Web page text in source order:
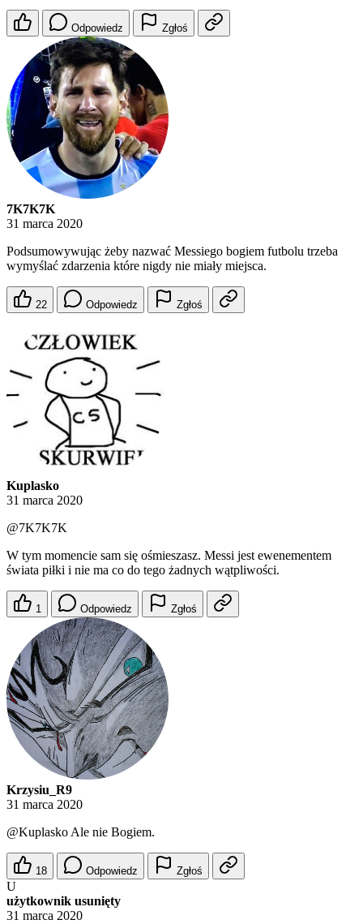
Odpowiedz Zgłoś
7K7K7K
31 marca 2020
Podsumowywując żeby nazwać Messiego bogiem futbolu trzeba
wymyślać zdarzenia które nigdy nie miały miejsca.
22 Odpowiedz Zgłoś
Kuplasko
31 marca 2020
@7K7K7K
W tym momencie sam się ośmieszasz. Messi jest ewenementem
świata piłki i nie ma co do tego żadnych wątpliwości.
1 Odpowiedz Zgłoś
Krzysiu_R9
31 marca 2020
@Kuplasko Ale nie Bogiem.
18 Odpowiedz Zgłoś
U
użytkownik usunięty
31 marca 2020